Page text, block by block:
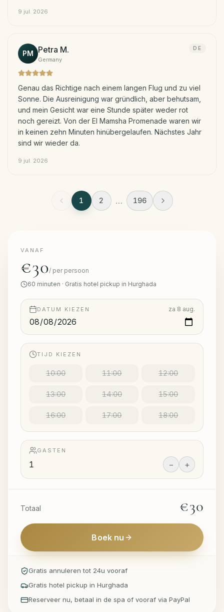
9 jul. 2026
PM Petra M.
Germany
DE
Genau das Richtige nach einem langen Flug und zu viel
Sonne. Die Ausreinigung war gründlich, aber behutsam,
und mein Gesicht war eine Stunde später weder rot
noch gereizt. Von der El Mamsha Promenade waren wir
in keinen zehn Minuten hinübergelaufen. Nächstes Jahr
sind wir wieder da.
9 jul. 2026
1 2 … 196
VANAF
€30/ per persoon
60 minuten · Gratis hotel pickup in Hurghada
DATUM KIEZEN za 8 aug.
TIJD KIEZEN
10:00 11:00 12:00
13:00 14:00 15:00
16:00 17:00 18:00
GASTEN
− +
Totaal €30
Boek nu
Gratis annuleren tot 24u vooraf
Gratis hotel pickup in Hurghada
Reserveer nu, betaal in de spa of vooraf via PayPal